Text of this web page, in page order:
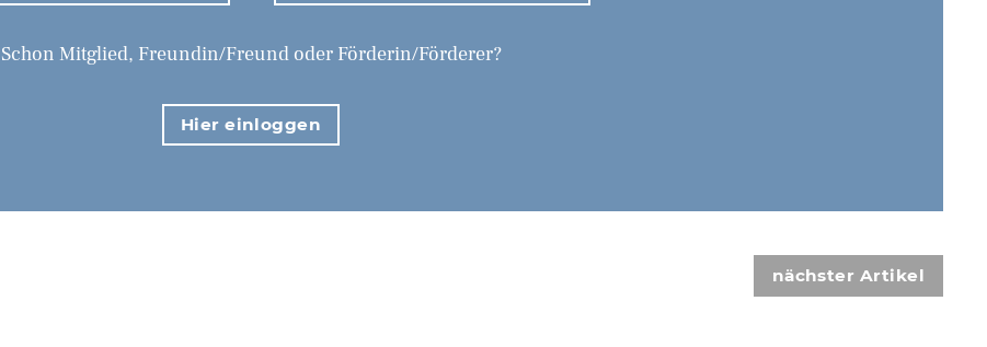
Schon Mitglied, Freundin/Freund oder Förderin/Förderer?
Hier einloggen
nächster Artikel